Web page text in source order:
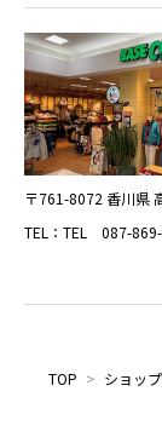
〒761-8072 香川県
TEL：TEL 087-
TOP > ショッ